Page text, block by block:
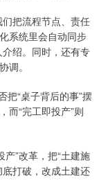
把流程节点、责任
系统里会自动同步
绍。同时，还有专
调。
把“桌子背后的事”摆
而“完工即投产”则
”改革，把“土建施
打破，改成土建还